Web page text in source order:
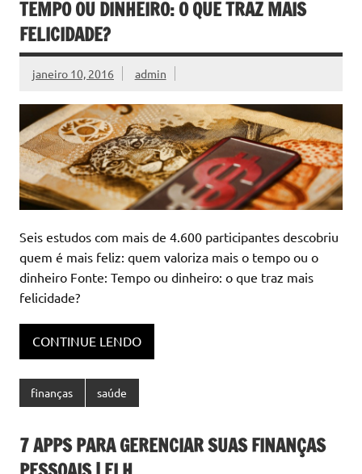
TEMPO OU DINHEIRO: O QUE TRAZ MAIS
FELICIDADE?
janeiro 10, 2016 admin
Seis estudos com mais de 4.600 participantes descobriu
quem é mais feliz: quem valoriza mais o tempo ou o
dinheiro Fonte: Tempo ou dinheiro: o que traz mais
felicidade?
CONTINUE LENDO
finanças saúde
7 APPS PARA GERENCIAR SUAS FINANÇAS